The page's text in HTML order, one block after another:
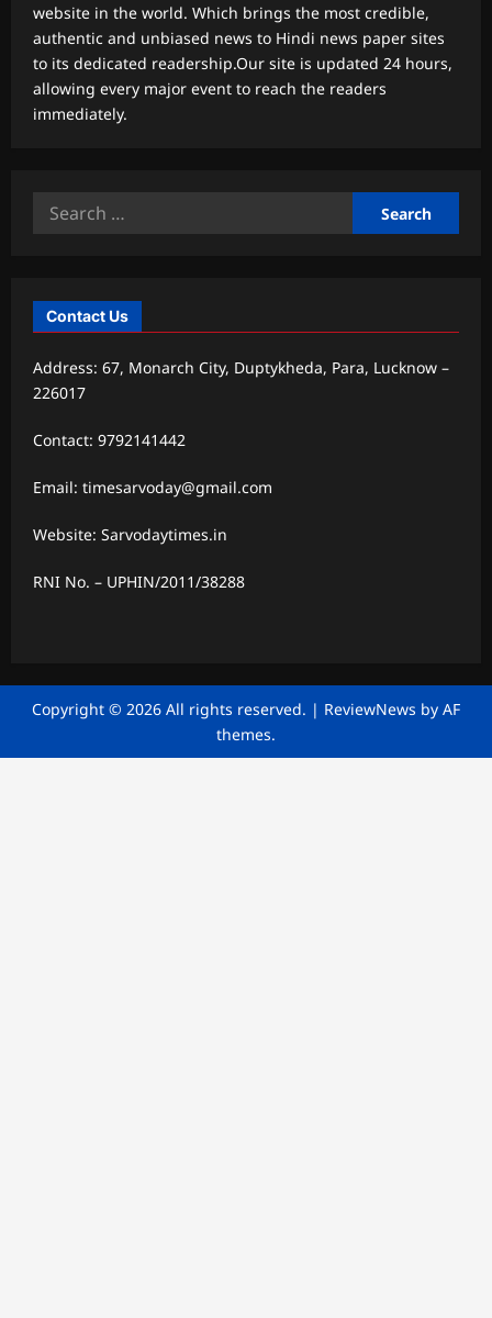
website in the world. Which brings the most credible,
authentic and unbiased news to Hindi news paper sites
to its dedicated readership.Our site is updated 24 hours,
allowing every major event to reach the readers
immediately.
Search
Contact Us
Address: 67, Monarch City, Duptykheda, Para, Lucknow –
226017
Contact: 9792141442
Email: timesarvoday@gmail.com
Website: Sarvodaytimes.in
RNI No. – UPHIN/2011/38288
Copyright © 2026 All rights reserved. | ReviewNews by AF
themes.